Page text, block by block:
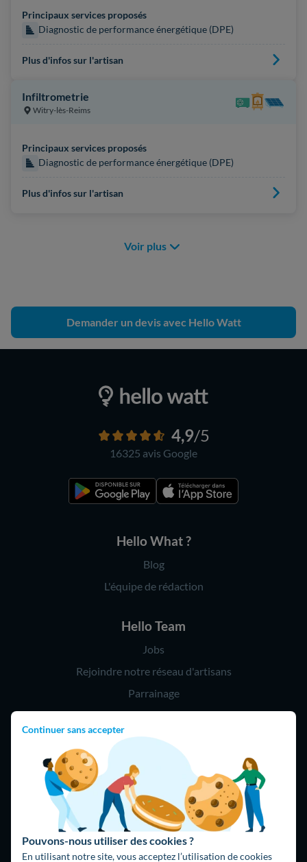
Continuer sans accepter
Pouvons-nous utiliser des cookies ?
En utilisant notre site, vous acceptez l’utilisation de cookies
Principaux services proposés
Diagnostic de performance énergétique (DPE)
Plus d'infos sur l'artisan
Infiltrometrie
Witry-lès-Reims
Principaux services proposés
Diagnostic de performance énergétique (DPE)
Plus d'infos sur l'artisan
Voir plus
Demander un devis avec Hello Watt
4,9/5
16325 avis Google
Hello What ?
Blog
L'équipe de rédaction
Hello Team
Jobs
Rejoindre notre réseau d'artisans
Parrainage
Hello !
09 75 18 60 60
(8h-21h)
75018 Paris